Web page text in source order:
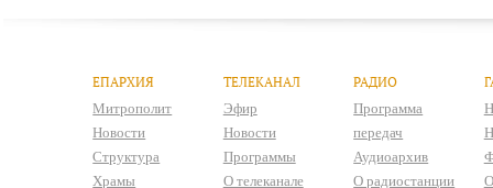
ЕПАРХИЯ
Митрополит
Новости
Структура
Храмы
ТЕЛЕКАНАЛ
Эфир
Новости
Программы
О телеканале
РАДИО
Программа
передач
Аудиоархив
О радиостанции